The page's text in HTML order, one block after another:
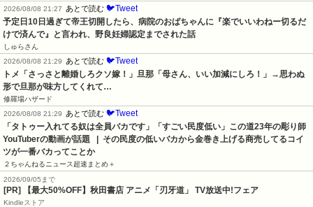
2026/08/08 21:27 あとで読む 🐦Tweet
予定日10日過ぎて帝王切開したら、病院のおばちゃんに『楽でいいわねー切るだ
けで済んで』と言われ、野良妊婦認定までされた話
しゅらさん
2026/08/08 21:29
あとで読む 🐦Tweet
トメ「さっさと離婚しろクソ嫁！」旦那「母さん、いい加減にしろ！」→思わぬ
形で旦那が味方してくれて…
修羅場ハザード
2026/08/08 21:29
あとで読む 🐦Tweet
「タトゥー入れてる奴は全員バカです」「すごい民度低い」この道23年の彫り師
YouTuberの動画が話題   |  その民度の低いバカから金巻き上げる商売してるコイ
ツが一番バカってことか
２ちゃんねるニュース超速まとめ＋
2026/09/05まで
[PR] 【最大50%OFF】秋田書店 アニメ「刃牙道」 TV放送中!フェア
Kindleストア